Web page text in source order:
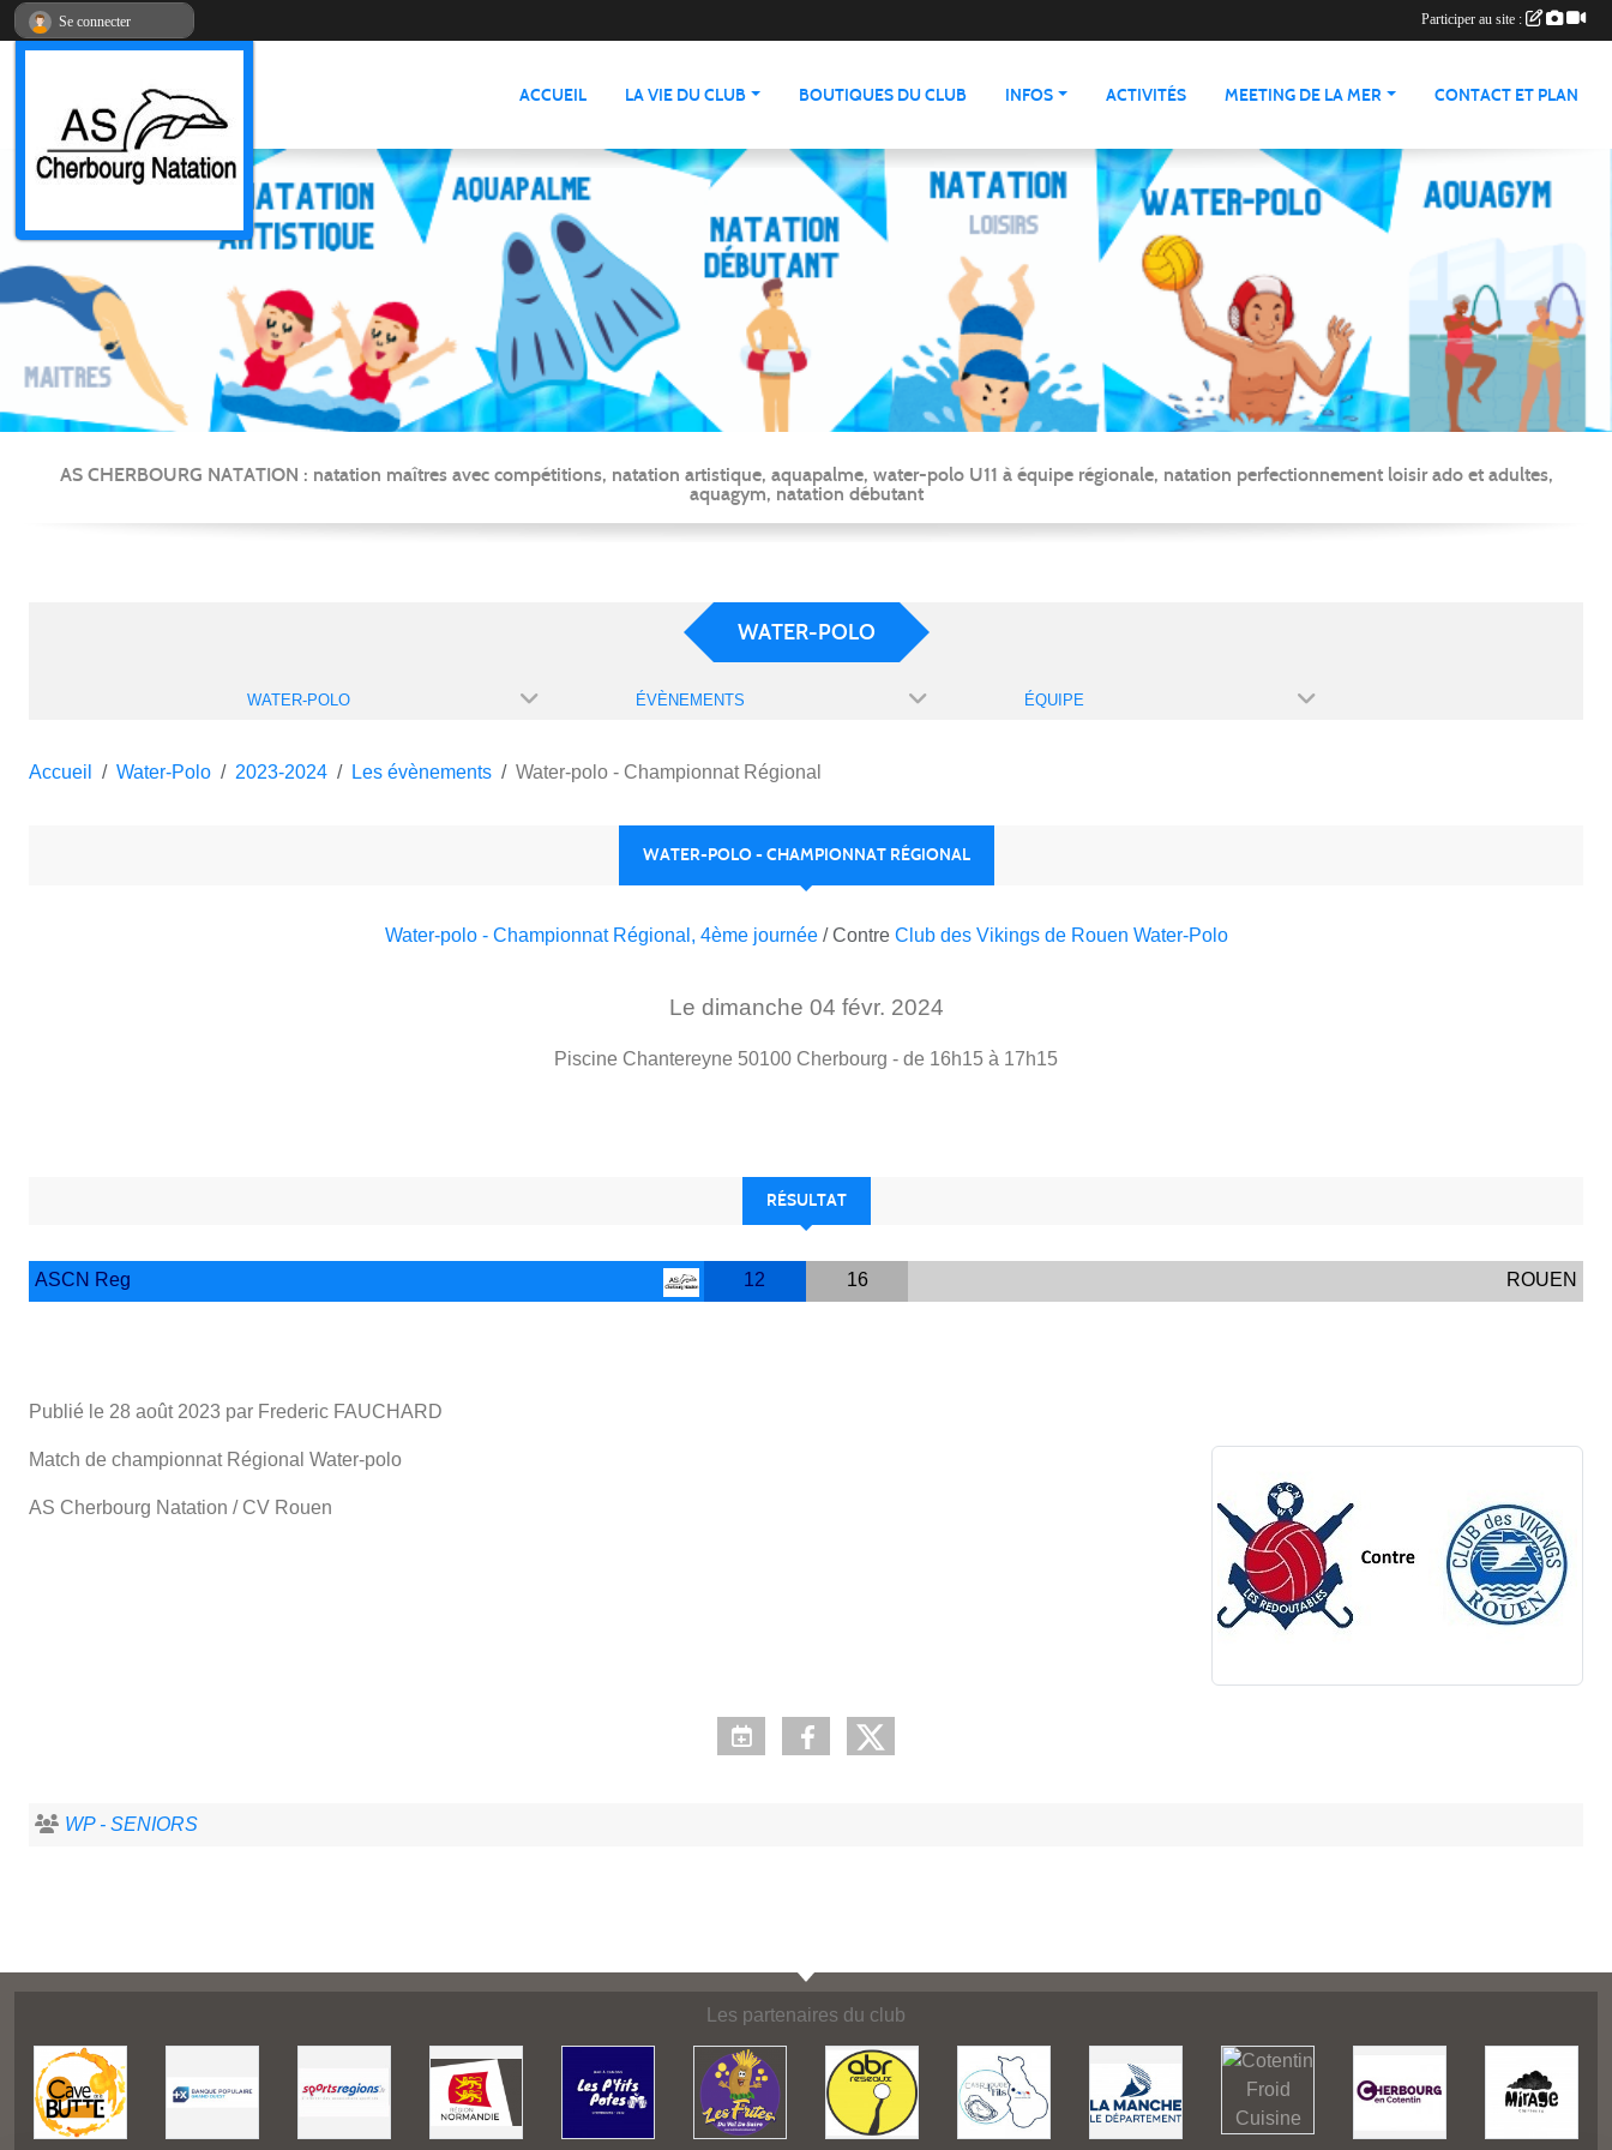
ACCUEIL LA VIE DU CLUB BOUTIQUES DU CLUB INFOS ACTIVITÉS MEETING DE LA MER CONTACT ET PLAN
AS CHERBOURG NATATION : natation maîtres avec compétitions, natation artistique, aquapalme, water-polo U11 à équipe régionale, natation perfectionnement loisir ado et adultes,
aquagym, natation débutant
WATER-POLO
WATER-POLO ÉVÈNEMENTS ÉQUIPE
Accueil Water-Polo 2023-2024 Les évènements Water-polo - Championnat Régional
WATER-POLO - CHAMPIONNAT RÉGIONAL
Water-polo - Championnat Régional, 4ème journée / Contre Club des Vikings de Rouen Water-Polo
Le dimanche 04 févr. 2024
Piscine Chantereyne 50100 Cherbourg - de 16h15 à 17h15
RÉSULTAT
ASCN Reg 12 16 ROUEN
Publié le 28 août 2023 par Frederic FAUCHARD
Match de championnat Régional Water-polo
AS Cherbourg Natation / CV Rouen
WP - SENIORS
Les partenaires du club
Se connecter Participer au site :
Panneau de gestion des cookies